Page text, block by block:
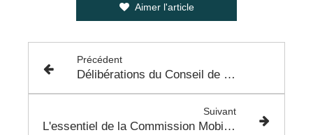
Aimer l'article
Précédent
Délibérations du Conseil de Toulouse Métropole - 27 Juin 2022 - Voirie
Suivant
L'essentiel de la Commission Mobilités - 30 Septembre 2022